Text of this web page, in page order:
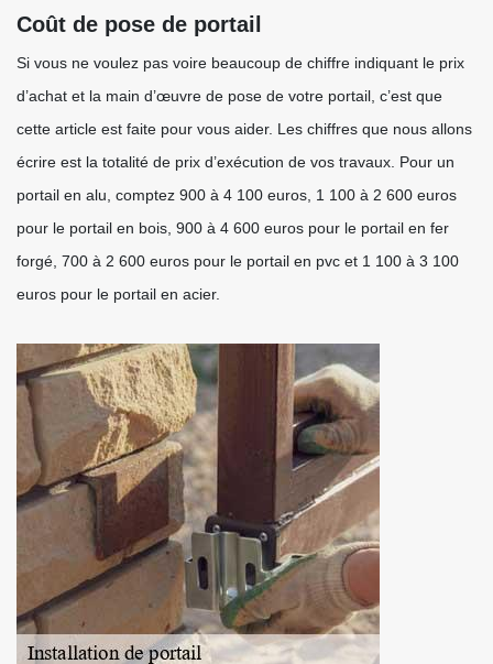
Coût de pose de portail
Si vous ne voulez pas voire beaucoup de chiffre indiquant le prix
d’achat et la main d’œuvre de pose de votre portail, c’est que
cette article est faite pour vous aider. Les chiffres que nous allons
écrire est la totalité de prix d’exécution de vos travaux. Pour un
portail en alu, comptez 900 à 4 100 euros, 1 100 à 2 600 euros
pour le portail en bois, 900 à 4 600 euros pour le portail en fer
forgé, 700 à 2 600 euros pour le portail en pvc et 1 100 à 3 100
euros pour le portail en acier.